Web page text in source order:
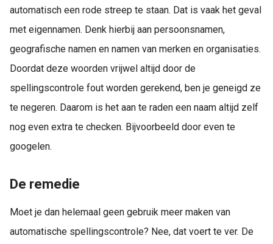
automatisch een rode streep te staan. Dat is vaak het geval
met eigennamen. Denk hierbij aan persoonsnamen,
geografische namen en namen van merken en organisaties.
Doordat deze woorden vrijwel altijd door de
spellingscontrole fout worden gerekend, ben je geneigd ze
te negeren. Daarom is het aan te raden een naam altijd zelf
nog even extra te checken. Bijvoorbeeld door even te
googelen.
De remedie
Moet je dan helemaal geen gebruik meer maken van
automatische spellingscontrole? Nee, dat voert te ver. De